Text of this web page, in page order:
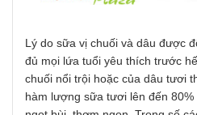
Lý do sữa vị chuối và dâu được
đủ mọi lứa tuổi yêu thích trước
chuối nổi trội hoặc của dâu tươi
hàm lượng sữa tươi lên đến